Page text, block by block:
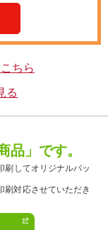
ちら
る
品」です。
刷してオリジナルバッ
刷対応させていただき